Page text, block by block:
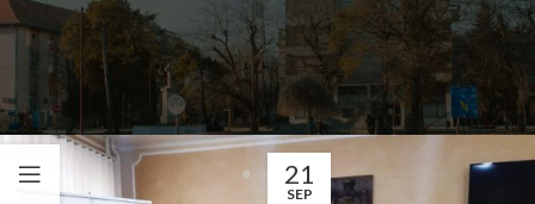
ИЗ ОПШТИНЕ
ЗАВРШНА КОНФЕРЕНЦИЈА ПРОЈЕКТА У
ОКВИРУ ПРОГРАМА „EXCHANGE 5“
Општина Ковин
21
SEP